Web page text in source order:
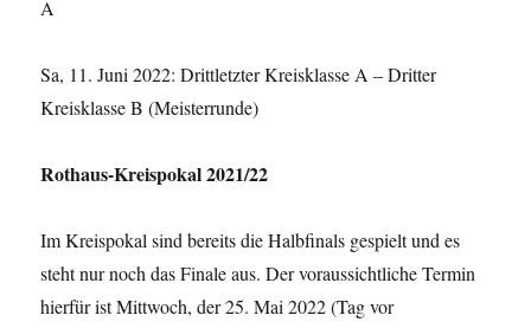
A
Sa, 11. Juni 2022: Drittletzter Kreisklasse A – Dritter
Kreisklasse B (Meisterrunde)
Rothaus-Kreispokal 2021/22
Im Kreispokal sind bereits die Halbfinals gespielt und es
steht nur noch das Finale aus. Der voraussichtliche Termin
hierfür ist Mittwoch, der 25. Mai 2022 (Tag vor